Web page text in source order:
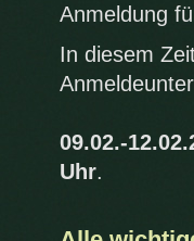
Anmeldung
In diesem
09.02.-
Uhr.